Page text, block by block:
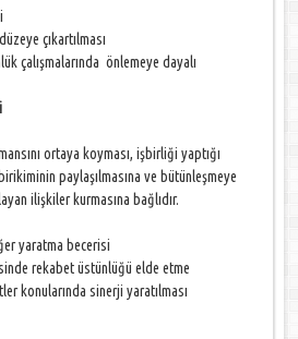
çıkartılması
çalışmalarında önlemeye dayalı
ortaya koyması, işbirliği yaptığı
paylaşılmasına ve bütünleşmeye
ilişkiler kurmasına bağlıdır.
yaratma becerisi
rekabet üstünlüğü elde etme
sinerji yaratılması